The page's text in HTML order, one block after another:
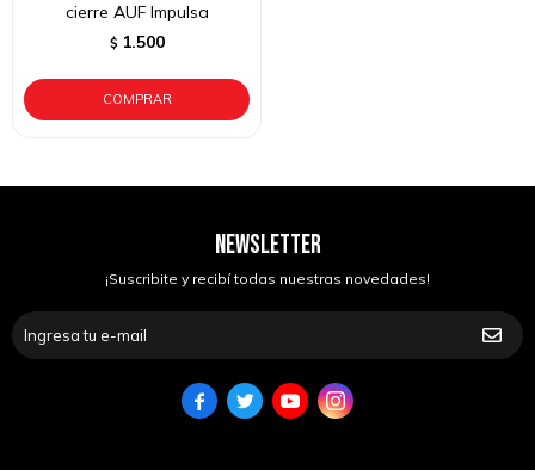
cierre AUF Impulsa
$ 1.500
NEWSLETTER
¡Suscribite y recibí todas nuestras novedades!
   